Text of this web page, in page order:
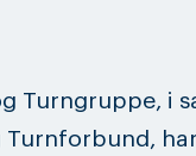
Turngruppe, i
Turnforbund,